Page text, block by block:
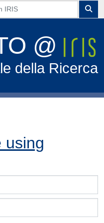
@
della Ricerca
using